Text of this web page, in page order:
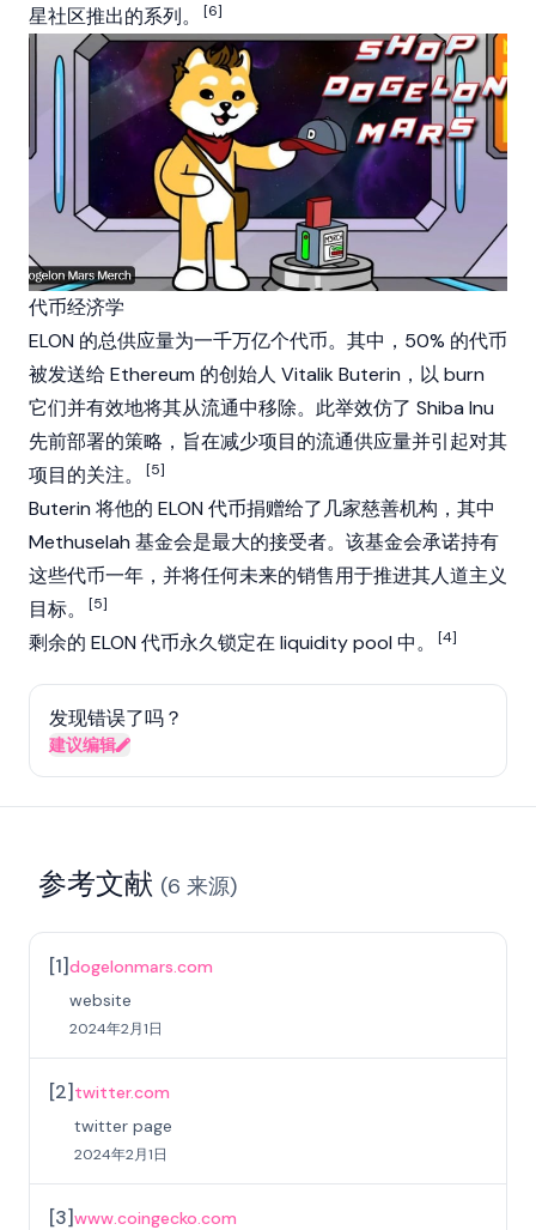
星社区推出的系列。
[6]
代币经济学
ELON 的总供应量为一千万亿个代币。其中，50% 的代币
被发送给Ethereum 的创始人 Vitalik Buterin ，以burn
它们并有效地将其从流通中移除。此举效仿了 Shiba Inu
先前部署的策略，旨在减少项目的流通供应量并引起对其
项目的关注。
[5]
Buterin 将他的 ELON 代币捐赠给了几家慈善机构，其中
Methuselah 基金会是最大的接受者。该基金会承诺持有
这些代币一年，并将任何未来的销售用于推进其人道主义
目标。
[5]
剩余的 ELON 代币永久锁定在liquidity pool 中。 [4]
发现错误了吗？
建议编辑
参考文献 (6 来源)
[1]dogelonmars.com
website
2024年2月1日
[2] twitter.com
twitter page
2024年2月1日
[3]www.coingecko.com